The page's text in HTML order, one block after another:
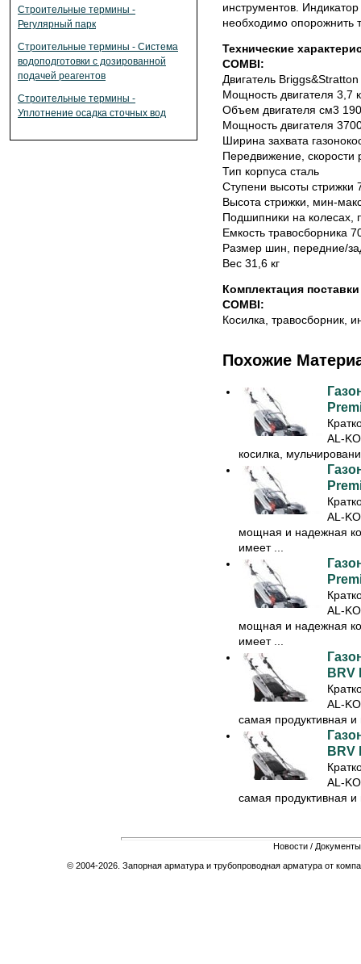
Строительные термины -
Регулярный парк
Строительные термины - Система
водоподготовки с дозированной
подачей реагентов
Строительные термины -
Уплотнение осадка сточных вод
инструментов.
необходимо опорожнить
Технические
COMBI:
Двигатель
Мощность двигателя 3,7
Объем двигателя см3
Мощность двигателя
Ширина захвата
Передвижение, скорости
Тип корпуса сталь
Ступени высоты стрижки
Высота стрижки, мин-
Подшипники на колесах,
Емкость травосборника
Размер шин, передние/
Вес 31,6 кг
Комплектация
COMBI:
Косилка, травосборник,
Похожие
AL-
косилка,
AL-
мощная и надежная
имеет ...
AL-
мощная и надежная
имеет ...
BRV
AL-
самая продуктивная
BRV
AL-
самая продуктивная
Новости / Документы
© 2004-2026. Запорная арматура и трубопроводная арматура от